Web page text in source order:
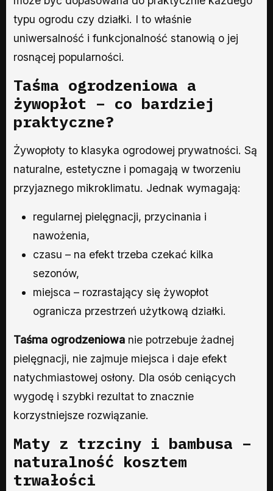
typu ogrodu czy działki. I to właśnie
uniwersalność i funkcjonalność stanowią o jej
rosnącej popularności.
Taśma ogrodzeniowa a
żywopłot – co bardziej
praktyczne?
Żywopłoty to klasyka ogrodowej prywatności. Są
naturalne, estetyczne i pomagają w tworzeniu
przyjaznego mikroklimatu. Jednak wymagają:
regularnej pielęgnacji, przycinania i
nawożenia,
czasu – na efekt trzeba czekać kilka
sezonów,
miejsca – rozrastający się żywopłot
ogranicza przestrzeń użytkową działki.
Taśma ogrodzeniowa nie potrzebuje żadnej
pielęgnacji, nie zajmuje miejsca i daje efekt
natychmiastowej osłony. Dla osób ceniących
wygodę i szybki rezultat to znacznie
korzystniejsze rozwiązanie.
Maty z trzciny i bambusa –
naturalność kosztem
trwałości